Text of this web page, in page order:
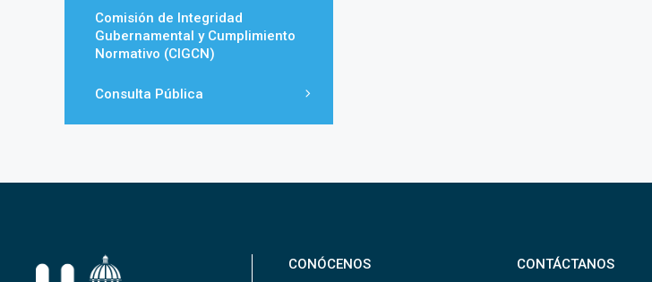
Comisión de Integridad
Gubernamental y Cumplimiento
Normativo (CIGCN)
Consulta Pública
CONÓCENOS CONTÁCTANOS